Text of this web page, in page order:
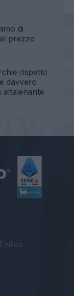
di
prezzo
rispetto
davvero
altalenante